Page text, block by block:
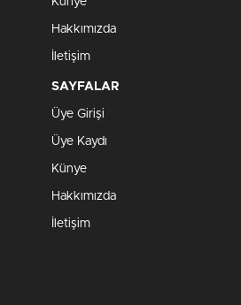
Hakkımızda
İletişim
SAYFALAR
Üye Girişi
Üye Kaydı
Künye
Hakkımızda
İletişim